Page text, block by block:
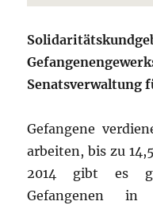
Senatsverwaltung
Gefangene
arbeiten, bis zu
2014 gibt es
Gefangenen